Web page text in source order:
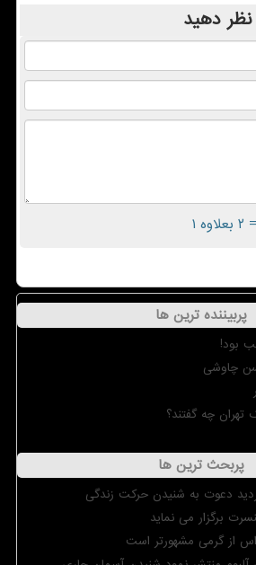
نظر دهید
= ۲ بعلاوه ۱
پربیننده ترین ها
بود!
چاوشی
تهران چه گفتند؟
پربحث ترین ها
دعوت به شنیدن حرکت زندگی
برگزار می نماید
گرمی مشهورتر است